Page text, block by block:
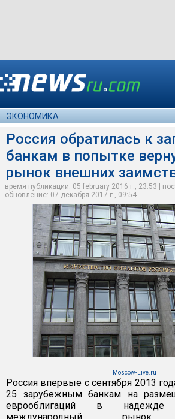
ЭКОНОМИКА
Россия обратилась к
банкам в попытке
рынок внешних
время публикации: 05 february 2016 г., 23:53 |
обновление: 07 декабря 2017 г., 09:54
Moscow-Live.ru
Россия впервые с сентября 2013
25 зарубежным банкам на
еврооблигаций в
международный рынок